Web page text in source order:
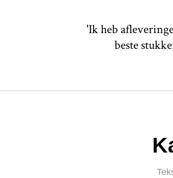
'Ik heb
beste